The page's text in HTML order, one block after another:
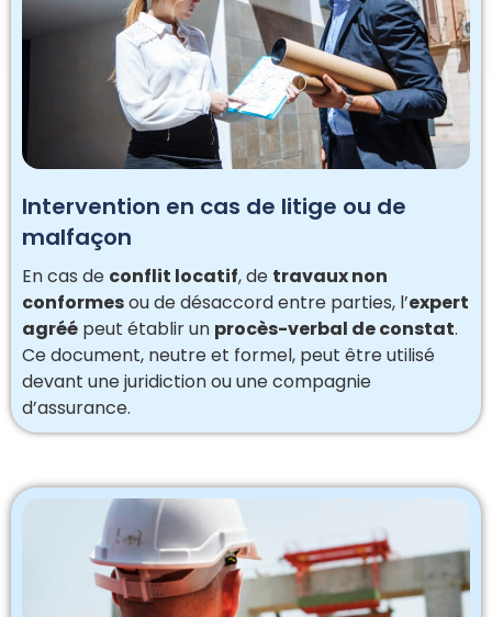
Intervention en cas de litige ou de
malfaçon
En cas de conflit locatif, de travaux non
conformesou de désaccord entre parties, l’expert
agréé peut établir un procès-verbal de constat.
Ce document, neutre et formel, peut être utilisé
devant une juridiction ou une compagnie
d’assurance.